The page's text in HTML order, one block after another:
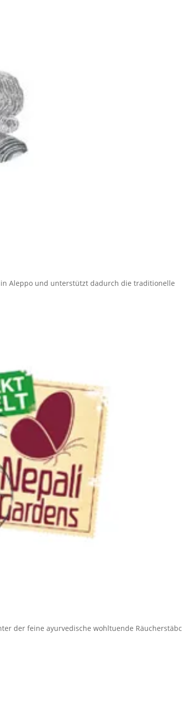
Aleppo und unterstützt dadurch die traditionelle
der feine ayurvedische wohltuende